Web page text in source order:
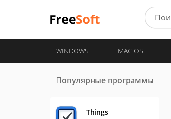
WINDOWS MAC OS
Популярные программы
Things